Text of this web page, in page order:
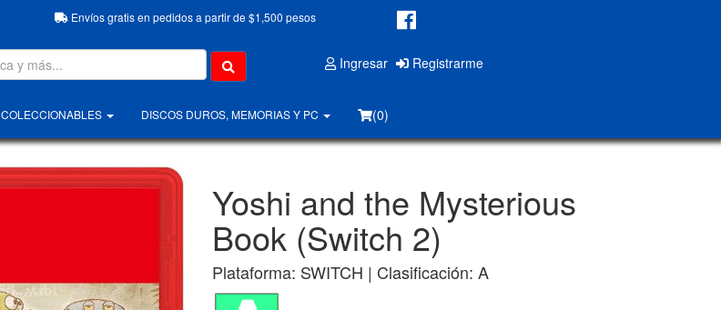
Envíos gratis en pedidos a partir de $1,500 pesos
Ingresar Registrarme
COLECCIONABLES DISCOS DUROS, MEMORIAS Y PC (0)
Yoshi and the Mysterious
Book (Switch 2)
Plataforma: SWITCH | Clasificación: A